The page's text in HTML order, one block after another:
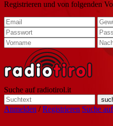
Registrieren und von folgenden
Suche auf radiotirol.it
Anmelden /Registrieren Suche